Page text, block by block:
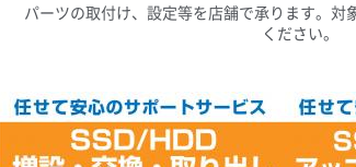
パーツの取付け、設定等を店舗で承ります。対
ください。